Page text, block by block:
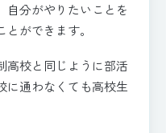
自分がやりたいことを
ができます。
高校と同じように部活
に通わなくても高校生